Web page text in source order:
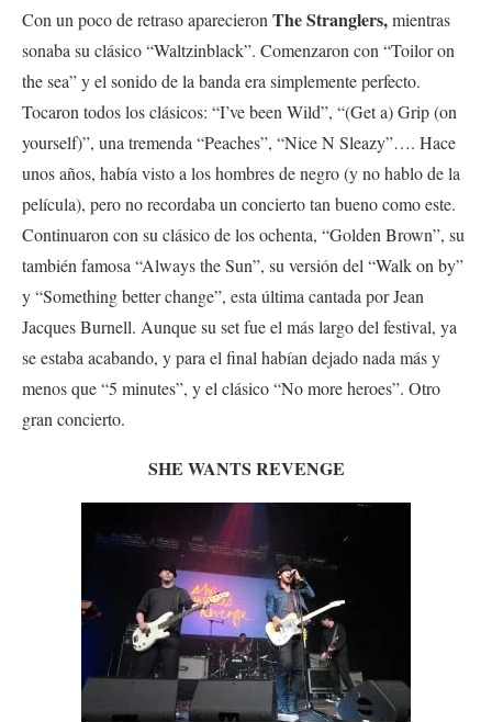
Con un poco de retraso aparecieron The Stranglers,mientras
sonaba su clásico “Waltzinblack”. Comenzaron con “Toilor on
the sea” y el sonido de la banda era simplemente perfecto.
Tocaron todos los clásicos: “I’ve been Wild”, “(Get a) Grip (on
yourself)”, una tremenda “Peaches”, “Nice N Sleazy”…. Hace
unos años, había visto a los hombres de negro (y no hablo de la
película), pero no recordaba un concierto tan bueno como este.
Continuaron con su clásico de los ochenta, “Golden Brown”, su
también famosa “Always the Sun”, su versión del “Walk on by”
y “Something better change”, esta última cantada por Jean
Jacques Burnell. Aunque su set fue el más largo del festival, ya
se estaba acabando, y para el final habían dejado nada más y
menos que “5 minutes”, y el clásico “No more heroes”. Otro
gran concierto.
SHE WANTS REVENGE